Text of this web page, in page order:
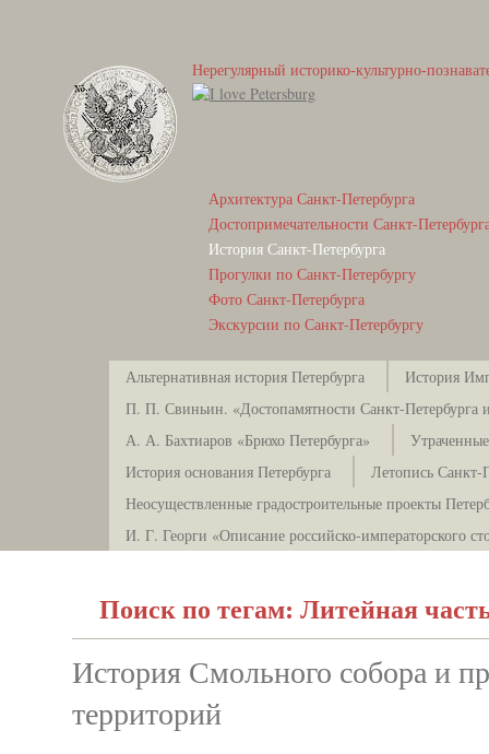
Нерегулярный историко-культурно-
Архитектура Санкт-Петербурга
Достопримечательности Санкт-
История Санкт-Петербурга
Прогулки по Санкт-Петербургу
Фото Санкт-Петербурга
Экскурсии по Санкт-Петербургу
Альтернативная история Петербурга
История
П. П. Свиньин. «Достопамятности Санкт-Петербурга и
А. А. Бахтиаров «Брюхо Петербурга»
История основания Петербурга
Летопись Санкт-
Неосуществленные градостроительные проекты
И. Г. Георги «Описание российско-императорского
Поиск по тегам: Литейная
История Смольного собора и
территорий